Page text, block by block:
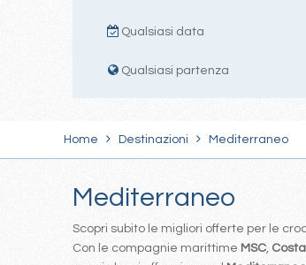
Qualsiasi data
Qualsiasi partenza
Home Destinazioni Mediterraneo
Mediterraneo
Scopri subito le migliori offerte per le
Con le compagnie marittime MSC, Costa